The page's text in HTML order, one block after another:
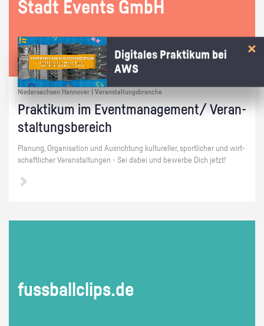
Stadt Events GmbH
Niedersachsen Hannover | Veranstaltungsbranche
Prak­ti­kum im Event­ma­nage­ment/ Ver­an­
stal­tungs­be­reich
Pla­nung, Or­ga­ni­sa­ti­on und Aus­rich­tung kul­tu­rel­ler, sport­li­cher und wirt­
schaft­li­cher Ver­an­stal­tun­gen - Sei dabei und be­wer­be Dich jetzt!
fuss­ball­clips.de
Digitales Praktikum bei
AWS